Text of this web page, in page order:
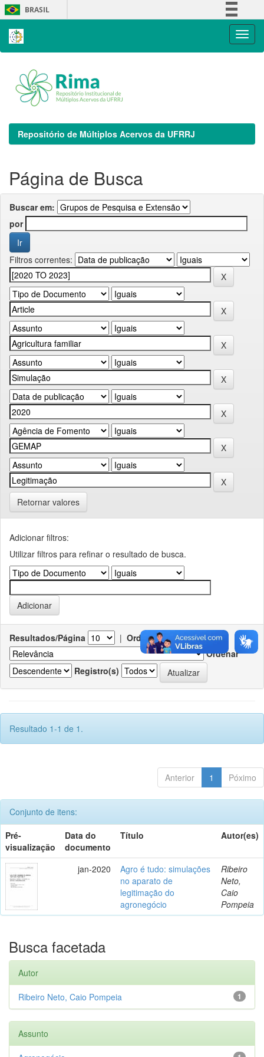
Skip
navigation
BRASIL
Repositório de Múltiplos Acervos da UFRRJ
Página de Busca
Buscar em:
por
Filtros correntes:
Retornar valores
Adicionar filtros:
Utilizar filtros para refinar o resultado de busca.
Resultados/Página | Ordenar registros por
Ordenar
Registro(s)
Resultado 1-1 de 1.
Anterior 1 Póximo
Conjunto de itens:
Pré-
visualização
Data do
documento
Título Autor(es)
jan-2020
Agro é tudo: simulações
no aparato de
legitimação do
agronegócio
Ribeiro
Neto,
Caio
Pompeia
Busca facetada
Autor
1
Ribeiro Neto, Caio Pompeia
Assunto